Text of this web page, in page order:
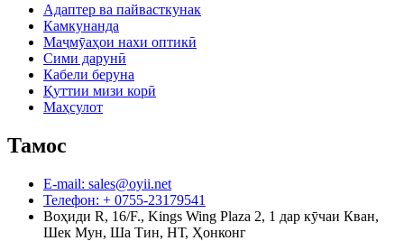
Адаптер ва пайвасткунак
Камкунанда
Маҷмӯаҳои нахи оптикӣ
Сими дарунӣ
Кабели беруна
Қуттии мизи корӣ
Маҳсулот
Тамос
E-mail: sales@oyii.net
Телефон: + 0755-23179541
Воҳиди R, 16/F., Kings Wing Plaza 2, 1 дар кӯчаи Кван,
Шек Мун, Ша Тин, НТ, Ҳонконг